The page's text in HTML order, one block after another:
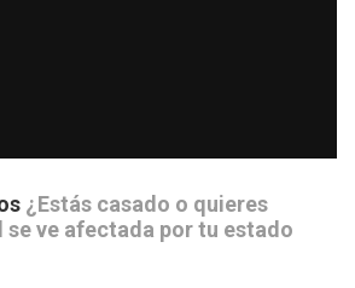
¿Estás casado o quieres
se ve afectada por tu estado